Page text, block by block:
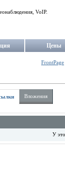
VoIP.
Цены
FrontPage
Вложения
У